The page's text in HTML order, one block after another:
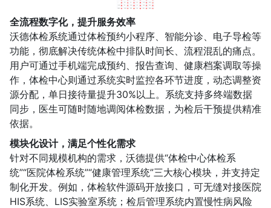
全流程数字化，提升服务效率
沃德体检系统通过体检预约小程序、智能分诊、电子导检等
功能，彻底解决传统体检中排队时间长、流程混乱的痛点。
用户可通过手机端完成预约、报告查询、健康档案调取等操
作，体检中心则通过系统实时监控各环节进度，动态调整资
源分配，单日接待量提升30%以上。系统支持多终端数据
同步，医生可随时随地调阅体检数据，为检后干预提供精准
依据。
模块化设计，满足个性化需求
针对不同规模机构的需求，沃德提供“体检中心体检系
统”“医院体检系统”“健康管理系统”三大核心模块，并支持定
制化开发。例如，体检软件源码开放接口，可无缝对接医院
HIS系统、LIS实验室系统；检后管理系统内置慢性病风险